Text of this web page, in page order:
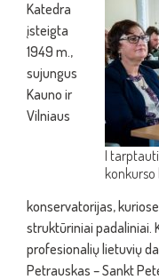
I
Katedra
įsteigta
1949 m.,
sujungus
Kauno ir
Vilniaus
konservatorijas,
struktūriniai padaliniai.
profesionalių lietuvių
Petrauskas – Sankt